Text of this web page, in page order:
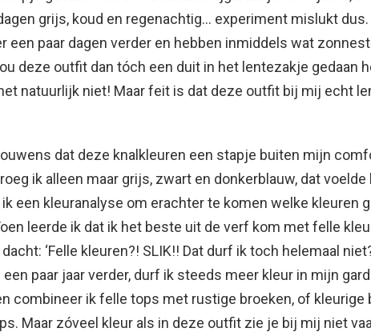
grijs, koud en regenachtig… experiment mislukt dus.
een paar dagen verder en hebben inmiddels wat
deze outfit dan tóch een duit in het lentezakje gedaan
natuurlijk niet! Maar feit is dat deze outfit bij mij echt
dat deze knalkleuren een stapje buiten mijn
ik alleen maar grijs, zwart en donkerblauw, dat voelde
ik een kleuranalyse om erachter te komen welke kleuren
leerde ik dat ik het beste uit de verf kom met felle
‘Felle kleuren?! SLIK!! Dat durf ik toch helemaal
paar jaar verder, durf ik steeds meer kleur in mijn
combineer ik felle tops met rustige broeken, of kleurige
Maar zóveel kleur als in deze outfit zie je bij mij niet